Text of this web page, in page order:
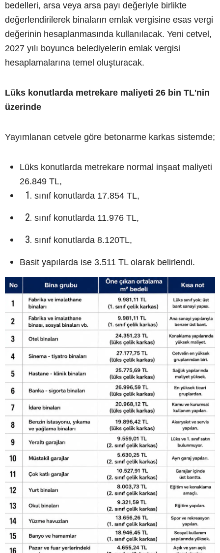
bedelleri, arsa veya arsa payı değeriyle birlikte
değerlendirilerek binaların emlak vergisine esas vergi
değerinin hesaplanmasında kullanılacak. Yeni cetvel,
2027 yılı boyunca belediyelerin emlak vergisi
hesaplamalarına temel oluşturacak.
Lüks konutlarda metrekare maliyeti 26 bin TL'nin
üzerinde
Yayımlanan cetvele göre betonarme karkas sistemde;
Lüks konutlarda metrekare normal inşaat maliyeti
26.849 TL,
sınıf konutlarda 17.854 TL,
sınıf konutlarda 11.976 TL,
sınıf konutlarda 8.120TL,
Basit yapılarda ise 3.511 TL olarak belirlendi.